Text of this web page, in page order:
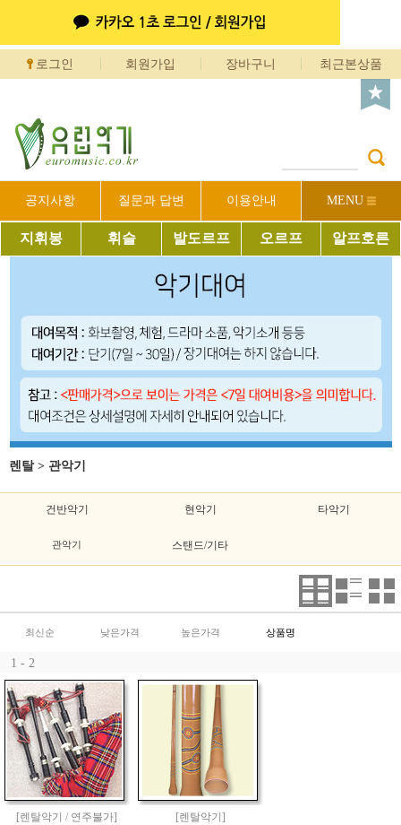
로그인 회원가입 장바구니 최근본상품
공지사항 질문과 답변 이용안내 MENU
지휘봉 휘슬 발도르프 오르프 알프호른
렌탈> 관악기
건반악기 현악기 타악기
관악기 스탠드/기타
최신순 낮은가격 높은가격 상품명
1 - 2
[렌탈악기 / 연주불가]
[렌탈악기]